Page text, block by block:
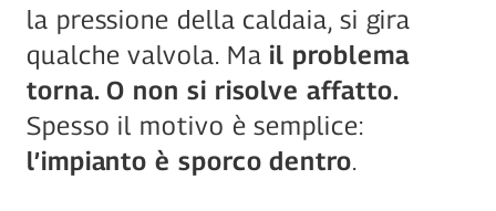
la pressione della caldaia, si gira
qualche valvola. Ma il problema
torna. O non si risolve affatto.
Spesso il motivo è semplice:
l’impianto è sporco dentro.